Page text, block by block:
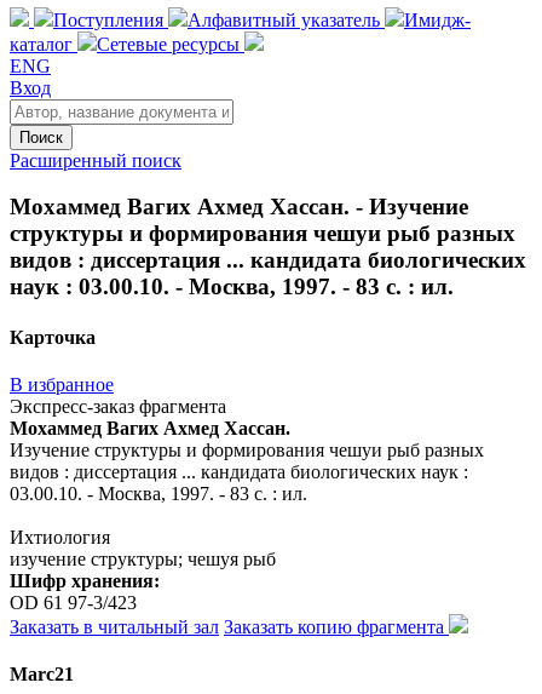
Поступления Алфавитный указатель
Имидж-
каталог
Сетевые ресурсы
ENG
Вход
Поиск
Расширенный поиск
Мохаммед Вагих Ахмед Хассан. - Изучение
структуры и формирования чешуи рыб разных
видов : диссертация ... кандидата биологических
наук : 03.00.10. - Москва, 1997. - 83 с. : ил.
Карточка
В избранное
Экспресс-заказ фрагмента
Мохаммед Вагих Ахмед Хассан.
Изучение структуры и формирования чешуи рыб разных
видов : диссертация ... кандидата биологических наук :
03.00.10. - Москва, 1997. - 83 с. : ил.
Ихтиология
изучение структуры; чешуя рыб
Шифр хранения:
OD 61 97-3/423
Заказать в читальный зал Заказать копию фрагмента
Marc21